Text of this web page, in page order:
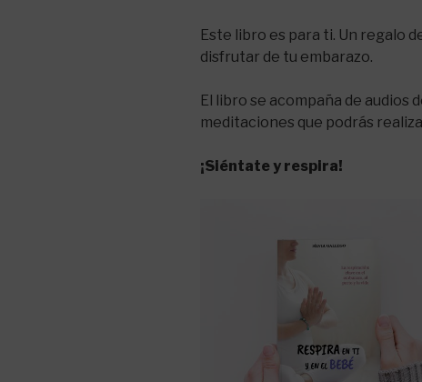
Este libro es para ti. Un regalo
disfrutar de tu embarazo.
El libro se acompaña de audios
meditaciones que podrás
¡Siéntate y respira!